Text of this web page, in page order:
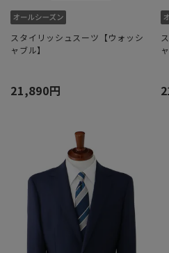
スタイリッシュスーツ【ウォッシ
ャブル】
21,890円